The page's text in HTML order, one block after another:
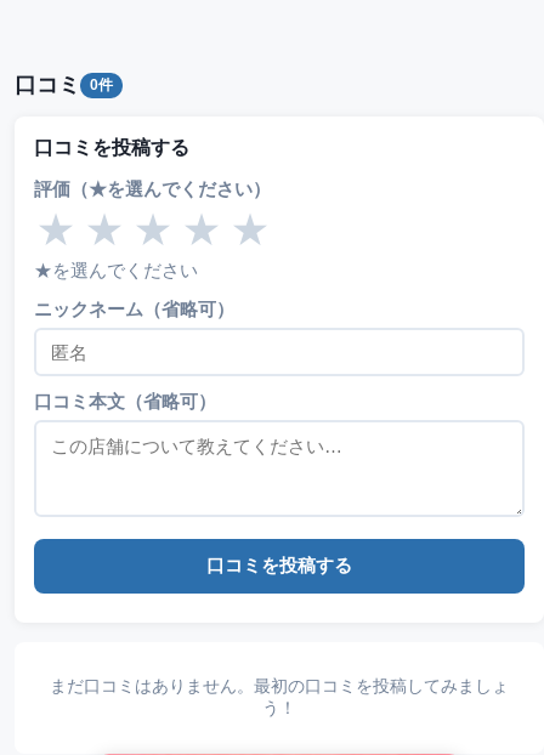
口コミ 0件
口コミを投稿する
評価（★を選んでください）
★ ★ ★ ★ ★
★を選んでください
ニックネーム（省略可）
口コミ本文（省略可）
口コミを投稿する
まだ口コミはありません。最初の口コミを投稿してみましょ
う！